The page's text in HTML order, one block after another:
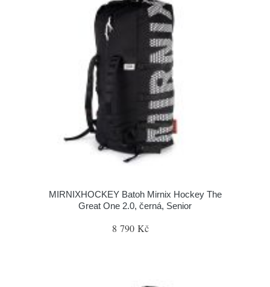
MIRNIXHOCKEY Batoh Mirnix Hockey The
Great One 2.0, černá, Senior
8 790 Kč